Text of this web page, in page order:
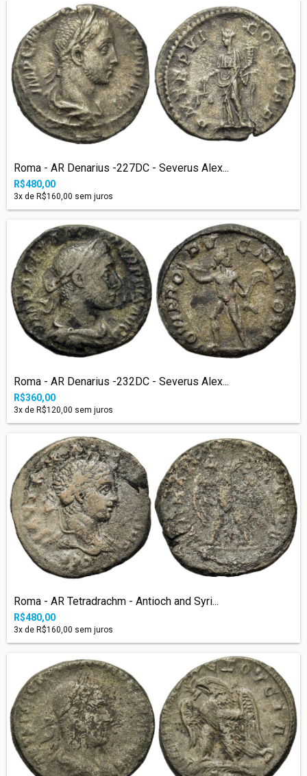
Roma - AR Denarius -227DC - Severus Alex...
R$480,00
3x de R$160,00 sem juros
Roma - AR Denarius -232DC - Severus Alex...
R$360,00
3x de R$120,00 sem juros
Roma - AR Tetradrachm - Antioch and Syri...
R$480,00
3x de R$160,00 sem juros